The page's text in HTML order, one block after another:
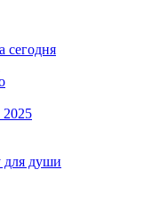
сегодня
для души